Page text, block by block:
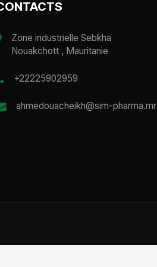
Zone industrielle Sebkha
Nouakchott , Mauritanie
+22225902959
ahmedouacheikh@sim-pharma.mr